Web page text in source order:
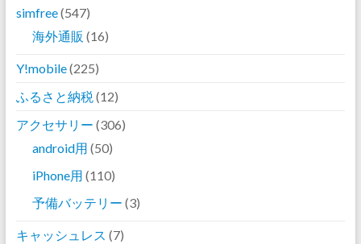
simfree(547)
海外通販 (16)
Y!mobile(225)
ふるさと納税(12)
アクセサリー (306)
android用 (50)
iPhone用 (110)
予備バッテリー (3)
キャッシュレス (7)